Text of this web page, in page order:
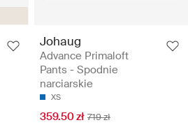
Johaug
Advance Primaloft
Pants - Spodnie
narciarskie
XS
359.50 zł 719 zł